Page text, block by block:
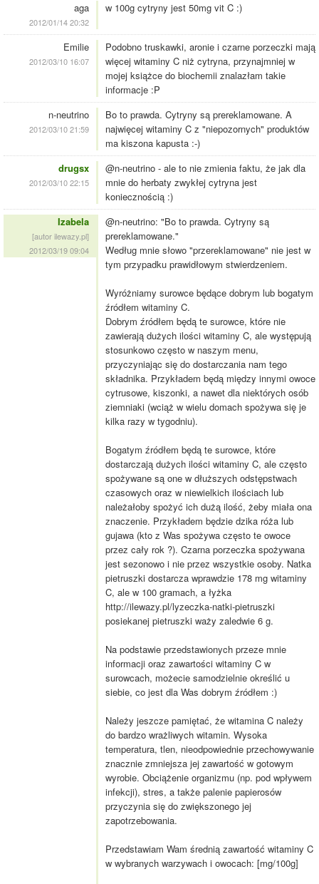
aga
2012/01/14 20:32
w 100g cytryny jest 50mg vit C :)
Emilie
2012/03/10 16:07
Podobno truskawki, aronie i czarne porzeczki mają
więcej witaminy C niż cytryna, przynajmniej w
mojej książce do biochemii znalazłam takie
informacje :P
n-neutrino
2012/03/10 21:59
Bo to prawda. Cytryny są prereklamowane. A
najwięcej witaminy C z "niepozornych" produktów
ma kiszona kapusta :-)
drugsx
2012/03/10 22:15
@n-neutrino - ale to nie zmienia faktu, że jak dla
mnie do herbaty zwykłej cytryna jest
koniecznością :)
Izabela
[autor ilewazy.pl]
2012/03/19 09:04
@n-neutrino: "Bo to prawda. Cytryny są
prereklamowane."
Według mnie słowo "przereklamowane" nie jest w
tym przypadku prawidłowym stwierdzeniem.
Wyróżniamy surowce będące dobrym lub bogatym
źródłem witaminy C.
Dobrym źródłem będą te surowce, które nie
zawierają dużych ilości witaminy C, ale występują
stosunkowo często w naszym menu,
przyczyniając się do dostarczania nam tego
składnika. Przykładem będą między innymi owoce
cytrusowe, kiszonki, a nawet dla niektórych osób
ziemniaki (wciąż w wielu domach spożywa się je
kilka razy w tygodniu).
Bogatym źródłem będą te surowce, które
dostarczają dużych ilości witaminy C, ale często
spożywane są one w dłuższych odstępstwach
czasowych oraz w niewielkich ilościach lub
należałoby spożyć ich dużą ilość, żeby miała ona
znaczenie. Przykładem będzie dzika róża lub
gujawa (kto z Was spożywa często te owoce
przez cały rok ?). Czarna porzeczka spożywana
jest sezonowo i nie przez wszystkie osoby. Natka
pietruszki dostarcza wprawdzie 178 mg witaminy
C, ale w 100 gramach, a łyżka
http://ilewazy.pl/lyzeczka-natki-pietruszki
posiekanej pietruszki waży zaledwie 6 g.
Na podstawie przedstawionych przeze mnie
informacji oraz zawartości witaminy C w
surowcach, możecie samodzielnie określić u
siebie, co jest dla Was dobrym źródłem :)
Należy jeszcze pamiętać, że witamina C należy
do bardzo wrażliwych witamin. Wysoka
temperatura, tlen, nieodpowiednie przechowywanie
znacznie zmniejsza jej zawartość w gotowym
wyrobie. Obciążenie organizmu (np. pod wpływem
infekcji), stres, a także palenie papierosów
przyczynia się do zwiększonego jej
zapotrzebowania.
Przedstawiam Wam średnią zawartość witaminy C
w wybranych warzywach i owocach: [mg/100g]